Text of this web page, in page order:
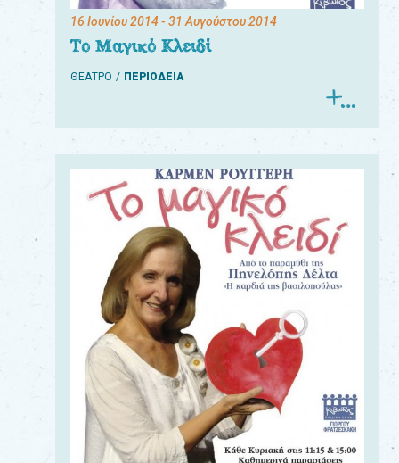
16 Ιουνίου 2014- 31 Αυγούστου 2014
Το Μαγικό Κλειδί
ΘΕΑΤΡΟ ΠΕΡΙΟΔΕΙΑ